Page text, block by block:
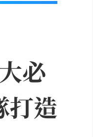
必
打造